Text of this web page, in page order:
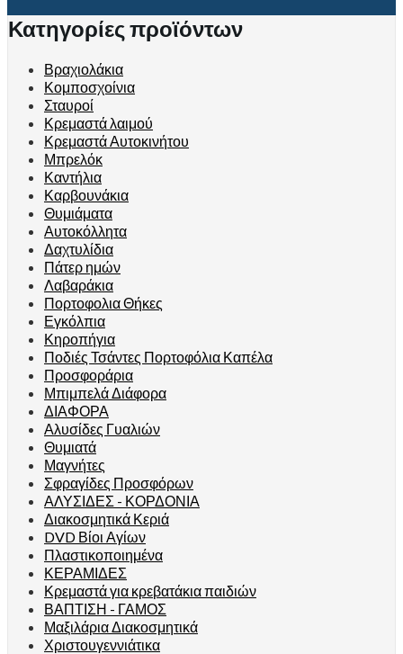
Κατηγορίες προϊόντων
Βραχιολάκια
Κομποσχοίνια
Σταυροί
Κρεμαστά λαιμού
Κρεμαστά Αυτοκινήτου
Μπρελόκ
Καντήλια
Καρβουνάκια
Θυμιάματα
Αυτοκόλλητα
Δαχτυλίδια
Πάτερ ημών
Λαβαράκια
Πορτοφολια Θήκες
Εγκόλπια
Κηροπήγια
Ποδιές Τσάντες Πορτοφόλια Καπέλα
Προσφοράρια
Μπιμπελά Διάφορα
ΔΙΑΦΟΡΑ
Αλυσίδες Γυαλιών
Θυμιατά
Μαγνήτες
Σφραγίδες Προσφόρων
ΑΛΥΣΙΔΕΣ - ΚΟΡΔΟΝΙΑ
Διακοσμητικά Κεριά
DVD Βίοι Αγίων
Πλαστικοποιημένα
ΚΕΡΑΜΙΔΕΣ
Κρεμαστά για κρεβατάκια παιδιών
ΒΑΠΤΙΣΗ - ΓΑΜΟΣ
Μαξιλάρια Διακοσμητικά
Χριστουγεννιάτικα